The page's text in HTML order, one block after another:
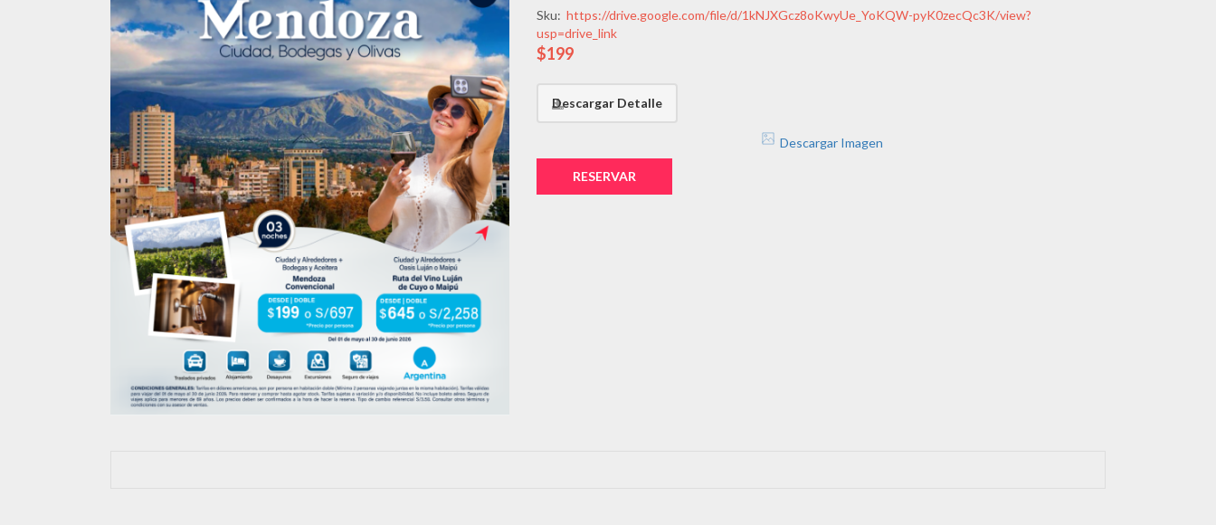
Sku: https://drive.google.com/file/d/1kNJXGcz8oKwyUe_YoKQW-pyK0zecQc3K/view?
usp=drive_link
$199
Descargar Detalle
Descargar Imagen
RESERVAR